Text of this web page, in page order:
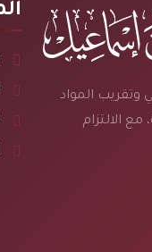
المواد
الالتزام